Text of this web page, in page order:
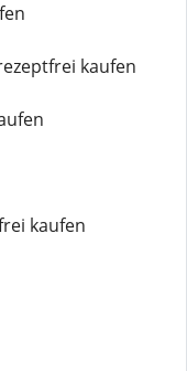
kaufen
kaufen